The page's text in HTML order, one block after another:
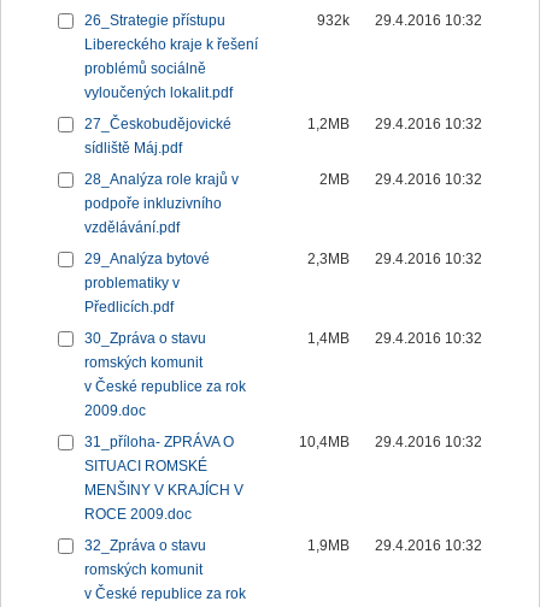
26_Strategie přístupu
Libereckého kraje k řešení
problémů sociálně
vyloučených lokalit.pdf
932k 29.4.2016 10:32
27_Českobudějovické
sídliště Máj.pdf
1,2MB 29.4.2016 10:32
28_Analýza role krajů v
podpoře inkluzivního
vzdělávání.pdf
2MB 29.4.2016 10:32
29_Analýza bytové
problematiky v
Předlicích.pdf
2,3MB 29.4.2016 10:32
30_Zpráva o stavu
romských komunit
v České republice za rok
2009.doc
1,4MB 29.4.2016 10:32
31_příloha- ZPRÁVA O
SITUACI ROMSKÉ
MENŠINY V KRAJÍCH V
ROCE 2009.doc
10,4MB 29.4.2016 10:32
32_Zpráva o stavu
romských komunit
v České republice za rok
1,9MB 29.4.2016 10:32